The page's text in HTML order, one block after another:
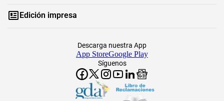
Edición impresa
Síguenos
Descarga nuestra App
App StoreGoogle Play